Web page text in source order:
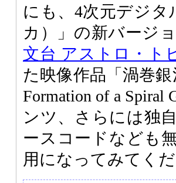
にも、4次元デジタ
カ）」の新バージ
文台 アストロ・ト
た映像作品「渦巻
Formation of a
ンツ、さらには独
ースコードなども
用になってみてくだ